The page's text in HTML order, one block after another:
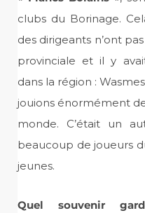
clubs du Borinage.
des dirigeants n’ont
provinciale et il y
dans la région :
jouions énormément
monde. C’était un
beaucoup de joueurs
jeunes.
Quel souvenir